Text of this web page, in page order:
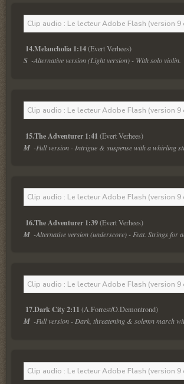
Clip audio : Le lecteur Adobe Flash (version
14.Melancholia 1:14 (Evert Verhees)
S -Alternative version (Light version) - With solo violin.
Clip audio : Le lecteur Adobe Flash (version
15.The Adventurer 1:41 (Evert Verhees)
M -Full version - Intrigue & suspense with a whirling
Clip audio : Le lecteur Adobe Flash (version
16.The Adventurer 1:39 (Evert Verhees)
M -Alternative version (underscore) - Feat. Strings for
Clip audio : Le lecteur Adobe Flash (version
17.Dark City 2:11 (A.Forrest/O.Demontrond)
M -Full version - Dark, threatening & solemn march
Clip audio : Le lecteur Adobe Flash (version